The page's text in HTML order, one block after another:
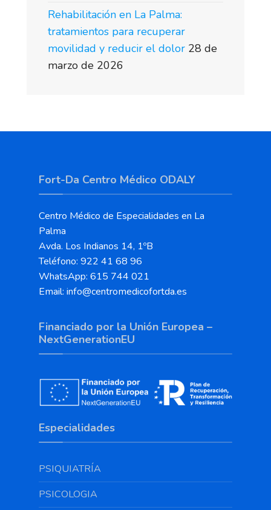
Rehabilitación en La Palma:
tratamientos para recuperar
movilidad y reducir el dolor 28 de
marzo de 2026
Fort-Da Centro Médico ODALY
Centro Médico de Especialidades en La
Palma
Avda. Los Indianos 14, 1ºB
Teléfono: 922 41 68 96
WhatsApp: 615 744 021
Email: info@centromedicofortda.es
Financiado por la Unión Europea –
NextGenerationEU
Especialidades
PSIQUIATRÍA
PSICOLOGIA